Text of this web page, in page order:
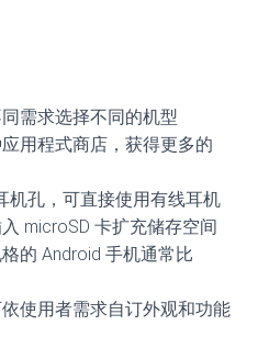
需求选择不同的机型
用程式商店，获得更多的
机孔，可直接使用有线耳机
microSD 卡扩充储存空间
的 Android 手机通常比
使用者需求自订外观和功能